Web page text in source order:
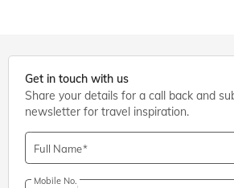
Get in touch with us
Share your details for a call back and
newsletter for travel inspiration.
Full Name
Mobile No.